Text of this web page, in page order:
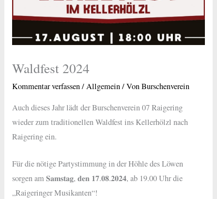
Waldfest 2024
Kommentar verfassen/Allgemein/ VonBurschenverein
Auch dieses Jahr lädt der Burschenverein 07 Raigering
wieder zum traditionellen Waldfest ins Kellerhölzl nach
Raigering ein.
Für die nötige Partystimmung in der Höhle des Löwen
sorgen am 𝐒𝐚𝐦𝐬𝐭𝐚𝐠, 𝐝𝐞𝐧 𝟏𝟕.𝟎𝟖.𝟐𝟎𝟐𝟒, ab 19.00 Uhr die
„Raigeringer Musikanten“!